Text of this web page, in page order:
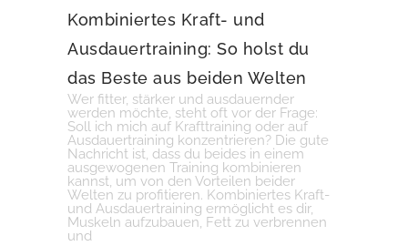
Kombiniertes Kraft- und
Ausdauertraining: So holst du
das Beste aus beiden Welten
Wer fitter, stärker und ausdauernder
werden möchte, steht oft vor der Frage:
Soll ich mich auf Krafttraining oder auf
Ausdauertraining konzentrieren? Die gute
Nachricht ist, dass du beides in einem
ausgewogenen Training kombinieren
kannst, um von den Vorteilen beider
Welten zu profitieren. Kombiniertes Kraft-
und Ausdauertraining ermöglicht es dir,
Muskeln aufzubauen, Fett zu verbrennen
und